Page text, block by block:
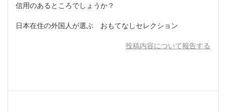
信用のあるところでしょうか？
日本在住の外国人が選ぶ おもてなしセレクション
投稿内容について報告する